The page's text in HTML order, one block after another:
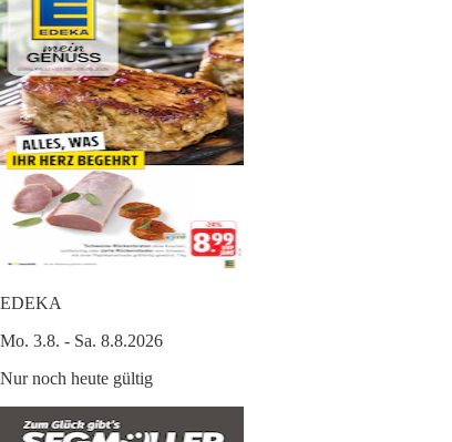
EDEKA
Mo. 3.8. - Sa. 8.8.2026
Nur noch heute gültig